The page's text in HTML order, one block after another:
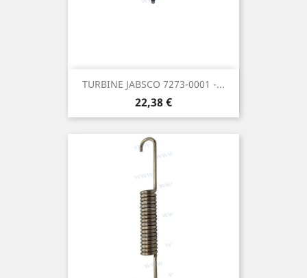
TURBINE JABSCO 7273-0001 -...
Prix
22,38 €